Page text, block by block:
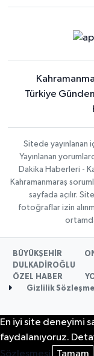
Türkiye
Sitede yayınlanan
Yayınlanan
Dakika Haberleri -
Kahramanmaraş
sayfada açılır.
fotoğraflar izin
BÜYÜKŞEHİR
DULKADİROĞLU
ÖZEL HABER
Gizlilik
En iyi site deneyimi
faydalanıyoruz.